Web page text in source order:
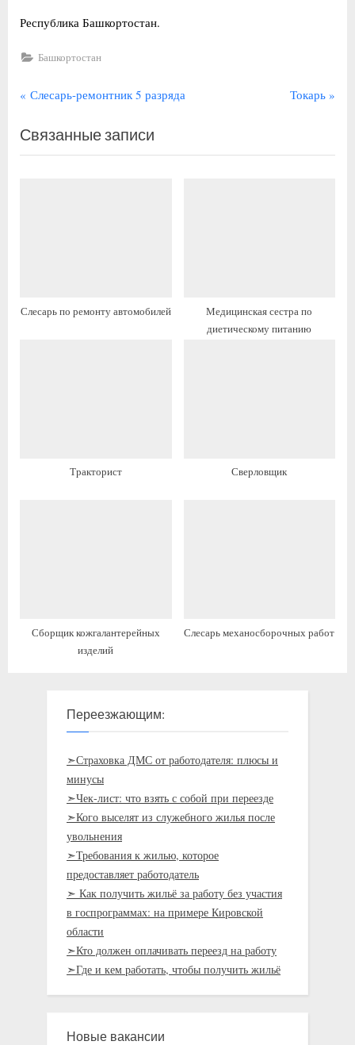
Республика Башкортостан.
Башкортостан
Навигация
П
е
д
Слесарь-ремонтник 5 разряда
С
д
п
Токарь
Связанные записи
Слесарь по ремонту автомобилей
Медицинская сестра по
диетическому питанию
Тракторист Сверловщик
Сборщик кожгалантерейных
изделий
Слесарь механосборочных работ
Переезжающим:
➣Страховка ДМС от работодателя: плюсы и
минусы
➣Чек-лист: что взять с собой при переезде
➣Кого выселят из служебного жилья после
увольнения
➣Требования к жилью, которое
предоставляет работодатель
➣ Как получить жильё за работу без участия
в госпрограммах: на примере Кировской
области
➣Кто должен оплачивать переезд на работу
➣Где и кем работать, чтобы получить жильё
Новые вакансии